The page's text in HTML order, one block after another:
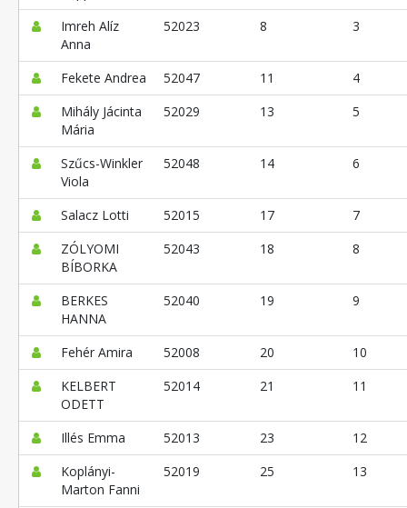
Imreh Alíz
Anna
52023 8 3
Fekete Andrea 52047 11
4
Mihály Jácinta
Mária
52029 13 5
Szűcs-Winkler
Viola
52048 14 6
Salacz Lotti 52015 17
7
ZÓLYOMI
BÍBORKA
52043 18 8
BERKES
HANNA
52040 19 9
Fehér Amira 52008 20
10
KELBERT
ODETT
52014 21 11
Illés Emma 52013 23
12
Koplányi-
Marton Fanni
52019 25 13